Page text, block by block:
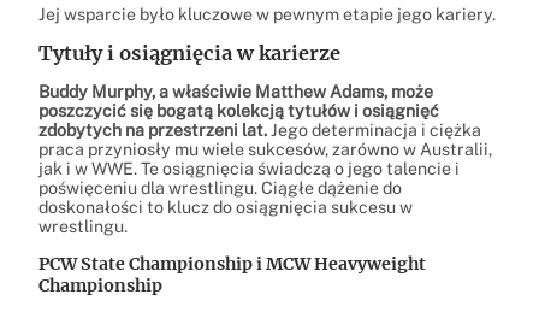
Jej wsparcie było kluczowe w pewnym etapie jego kariery.
Tytuły i osiągnięcia w karierze
Buddy Murphy, a właściwie Matthew Adams, może
poszczycić się bogatą kolekcją tytułów i osiągnięć
zdobytych na przestrzeni lat. Jego determinacja i ciężka
praca przyniosły mu wiele sukcesów, zarówno w Australii,
jak i w WWE. Te osiągnięcia świadczą o jego talencie i
poświęceniu dla wrestlingu. Ciągłe dążenie do
doskonałości to klucz do osiągnięcia sukcesu w
wrestlingu.
PCW State Championship i MCW Heavyweight
Championship